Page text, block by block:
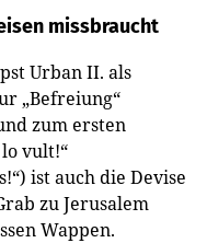
missbraucht
Urban II. als
„Befreiung“
zum ersten
vult!“
ist auch die Devise
zu Jerusalem
Wappen.